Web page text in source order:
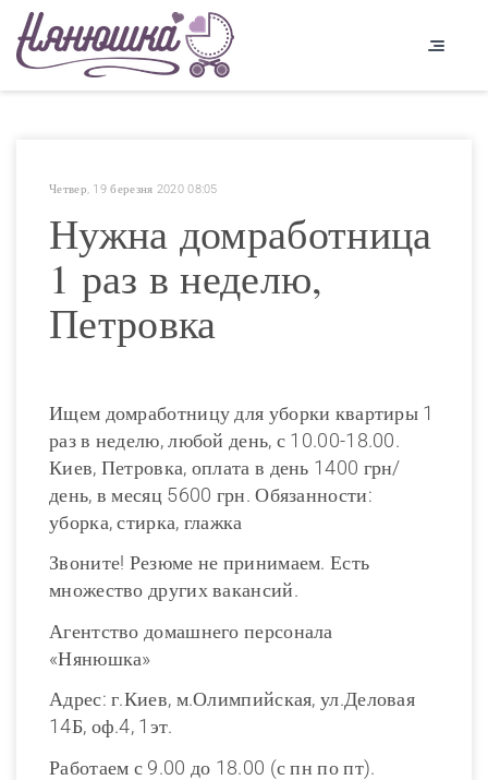
Четвер, 19 березня 2020 08:05
Нужна домработница
1 раз в неделю,
Петровка
Ищем домработницу для уборки квартиры 1
раз в неделю, любой день, с 10.00-18.00.
Киев, Петровка, оплата в день 1400 грн/
день, в месяц 5600 грн. Обязанности:
уборка, стирка, глажка
Звоните! Резюме не принимаем. Есть
множество других вакансий.
Агентство домашнего персонала
«Нянюшка»
Адрес: г.Киев, м.Олимпийская, ул.Деловая
14Б, оф.4, 1эт.
Работаем с 9.00 до 18.00 (с пн по пт).